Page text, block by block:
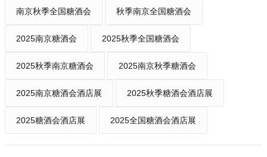
南京秋季全国糖酒会 秋季南京全国糖酒会
2025南京糖酒会 2025秋季全国糖酒会
2025秋季南京糖酒会 2025南京秋季糖酒会
2025南京糖酒会酒店展 2025秋季糖酒会酒店展
2025糖酒会酒店展 2025全国糖酒会酒店展